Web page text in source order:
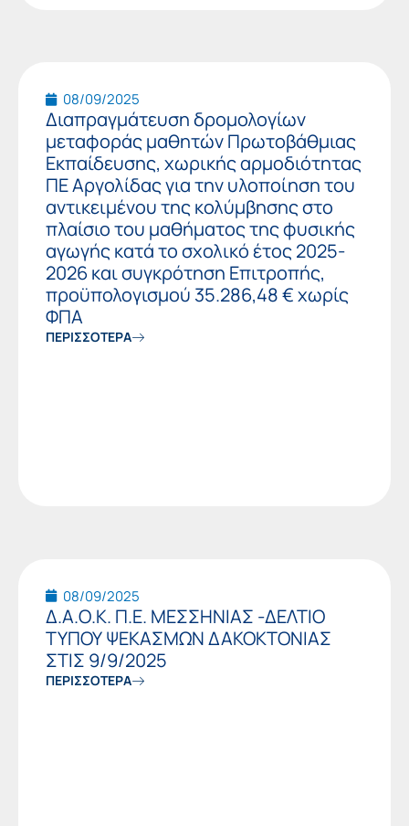
08/09/2025
Διαπραγμάτευση δρομολογίων
μεταφοράς μαθητών Πρωτοβάθμιας
Εκπαίδευσης, χωρικής αρμοδιότητας
ΠΕ Αργολίδας για την υλοποίηση του
αντικειμένου της κολύμβησης στο
πλαίσιο του μαθήματος της φυσικής
αγωγής κατά το σχολικό έτος 2025-
2026 και συγκρότηση Επιτροπής,
προϋπολογισμού 35.286,48 € χωρίς
ΦΠΑ
ΠΕΡΙΣΣΟΤΕΡΑ
08/09/2025
Δ.Α.Ο.Κ. Π.Ε. ΜΕΣΣΗΝΙΑΣ -ΔΕΛΤΙΟ
ΤΥΠΟΥ ΨΕΚΑΣΜΩΝ ΔΑΚΟΚΤΟΝΙΑΣ
ΣΤΙΣ 9/9/2025
ΠΕΡΙΣΣΟΤΕΡΑ